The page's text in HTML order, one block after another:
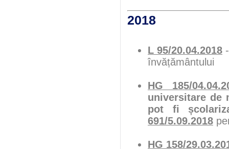
2018
L 95/20.04.2018
învățământului
HG 185/
universitare de
pot fi
691/5.09.2018
HG 158/